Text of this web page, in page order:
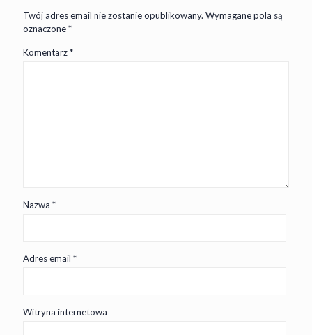
Twój adres email nie zostanie opublikowany. Wymagane pola są
oznaczone*
Komentarz*
Nazwa *
Adres email *
Witryna internetowa